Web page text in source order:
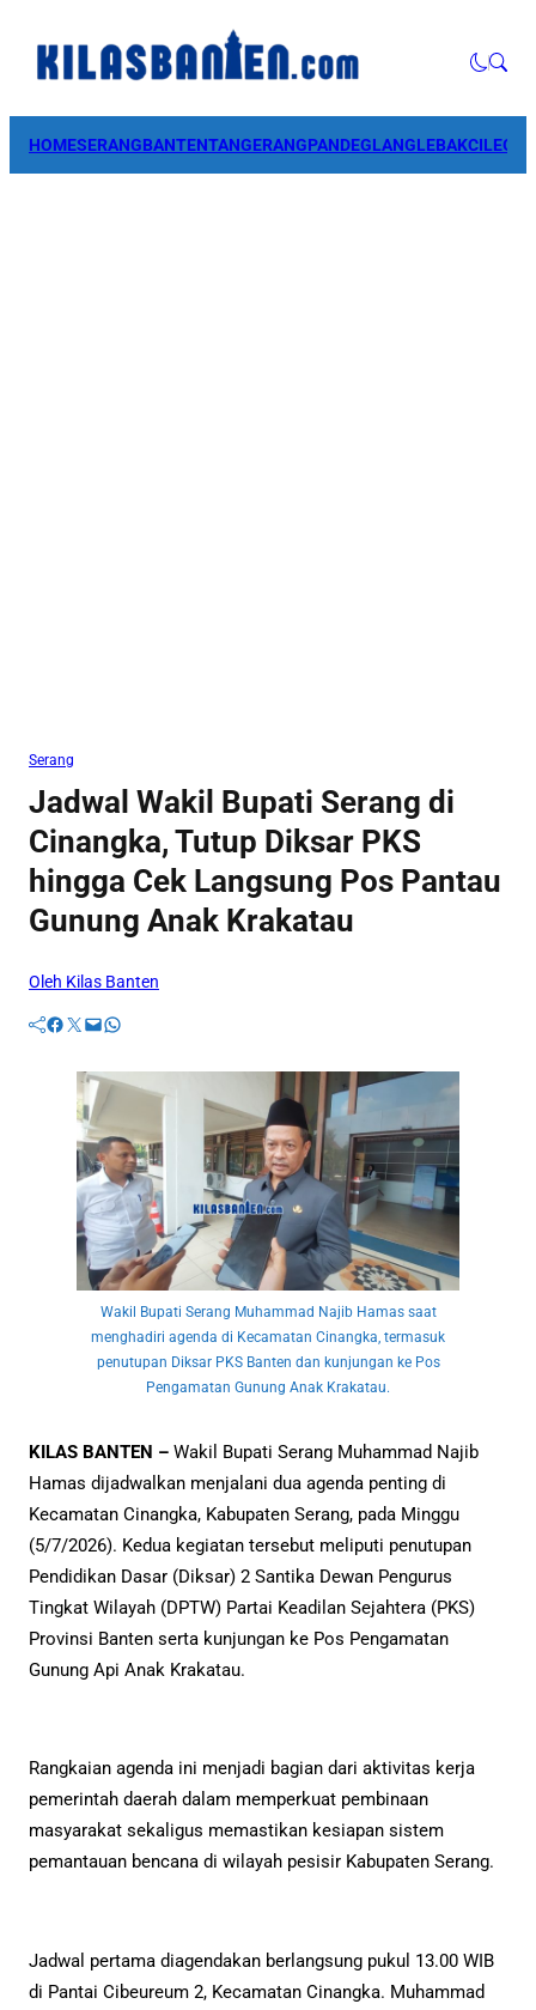
HOMESERANGBANTENTANGERANGPANDEGLANGLEBAK
Serang
Jadwal Wakil Bupati Serang di
Cinangka, Tutup Diksar PKS
hingga Cek Langsung Pos Pantau
Gunung Anak Krakatau
Oleh Kilas Banten
Facebook Twitter Mail WhatsApp
Wakil Bupati Serang Muhammad Najib Hamas saat
menghadiri agenda di Kecamatan Cinangka, termasuk
penutupan Diksar PKS Banten dan kunjungan ke Pos
Pengamatan Gunung Anak Krakatau.
KILAS BANTEN – Wakil Bupati Serang Muhammad Najib
Hamas dijadwalkan menjalani dua agenda penting di
Kecamatan Cinangka, Kabupaten Serang, pada Minggu
(5/7/2026). Kedua kegiatan tersebut meliputi penutupan
Pendidikan Dasar (Diksar) 2 Santika Dewan Pengurus
Tingkat Wilayah (DPTW) Partai Keadilan Sejahtera (PKS)
Provinsi Banten serta kunjungan ke Pos Pengamatan
Gunung Api Anak Krakatau.
Rangkaian agenda ini menjadi bagian dari aktivitas kerja
pemerintah daerah dalam memperkuat pembinaan
masyarakat sekaligus memastikan kesiapan sistem
pemantauan bencana di wilayah pesisir Kabupaten Serang.
Jadwal pertama diagendakan berlangsung pukul 13.00 WIB
di Pantai Cibeureum 2, Kecamatan Cinangka. Muhammad